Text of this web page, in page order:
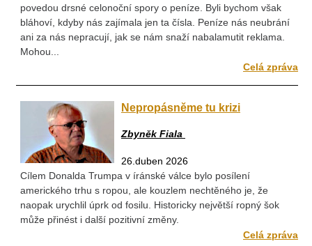
povedou drsné celonoční spory o peníze. Byli bychom však
bláhoví, kdyby nás zajímala jen ta čísla. Peníze nás neubrání
ani za nás nepracují, jak se nám snaží nabalamutit reklama.
Mohou...
Celá zpráva
Nepropásněme tu krizi
Zbyněk Fiala
26.duben 2026
Cílem Donalda Trumpa v íránské válce bylo posílení
amerického trhu s ropou, ale kouzlem nechtěného je, že
naopak urychlil úprk od fosilu. Historicky největší ropný šok
může přinést i další pozitivní změny.
Celá zpráva